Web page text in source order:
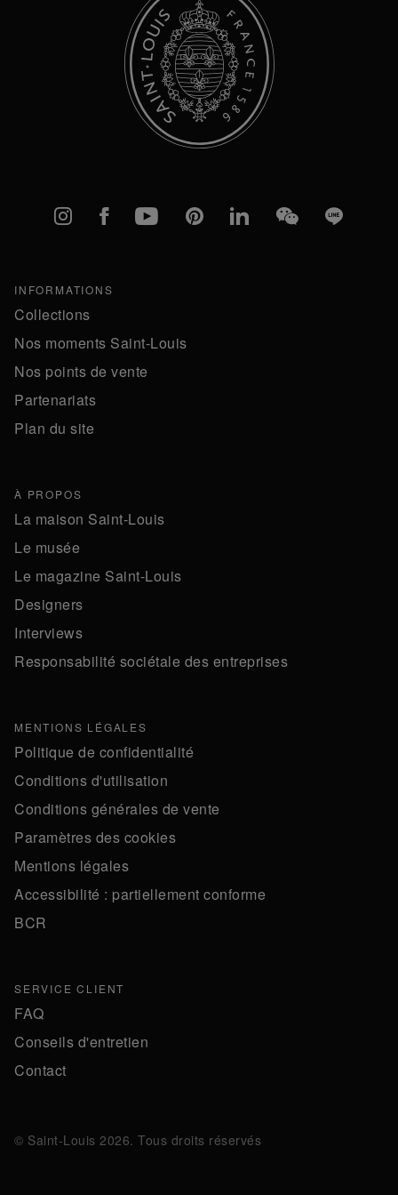
Instagram
FacebookYouTubePinterestlinkedInWeChatLine
INFORMATIONS
Collections
Nos moments Saint-Louis
Nos points de vente
Partenariats
Plan du site
À PROPOS
La maison Saint-Louis
Le musée
Le magazine Saint-Louis
Designers
Interviews
Responsabilité sociétale des entreprises
MENTIONS LÉGALES
Politique de confidentialité
Conditions d'utilisation
Conditions générales de vente
Paramètres des cookies
Mentions légales
Accessibilité : partiellement conforme
BCR
SERVICE CLIENT
FAQ
Conseils d'entretien
Contact
© Saint-Louis 2026. Tous droits réservés